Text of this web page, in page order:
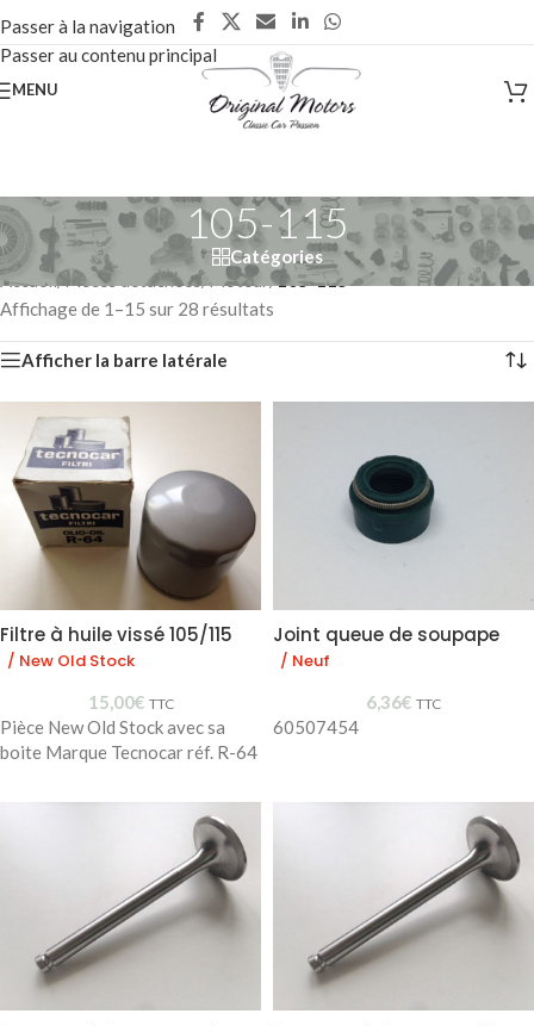
Passer à la navigation
Passer au contenu principal
MENU
105-115
Catégories
Accueil/ Pièces détachées/ Moteur /105-115
Affichage de 1–15 sur 28 résultats
Afficher la barre latérale
Filtre à huile vissé 105/115
/ New Old Stock
15,00€ TTC
Pièce New Old Stock avec sa
boite Marque Tecnocar réf. R-64
Joint queue de soupape
/ Neuf
6,36€ TTC
60507454